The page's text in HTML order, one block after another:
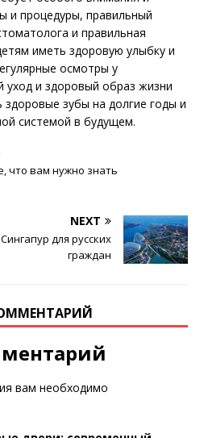
и процедуры, правильный
и правильная
иметь здоровую улыбку и
осмотры у
уход и здоровый образ жизни
зубы на долгие годы и
системой в будущем.
что вам нужно знать
NEXT
для русских
граждан
вам необходимо